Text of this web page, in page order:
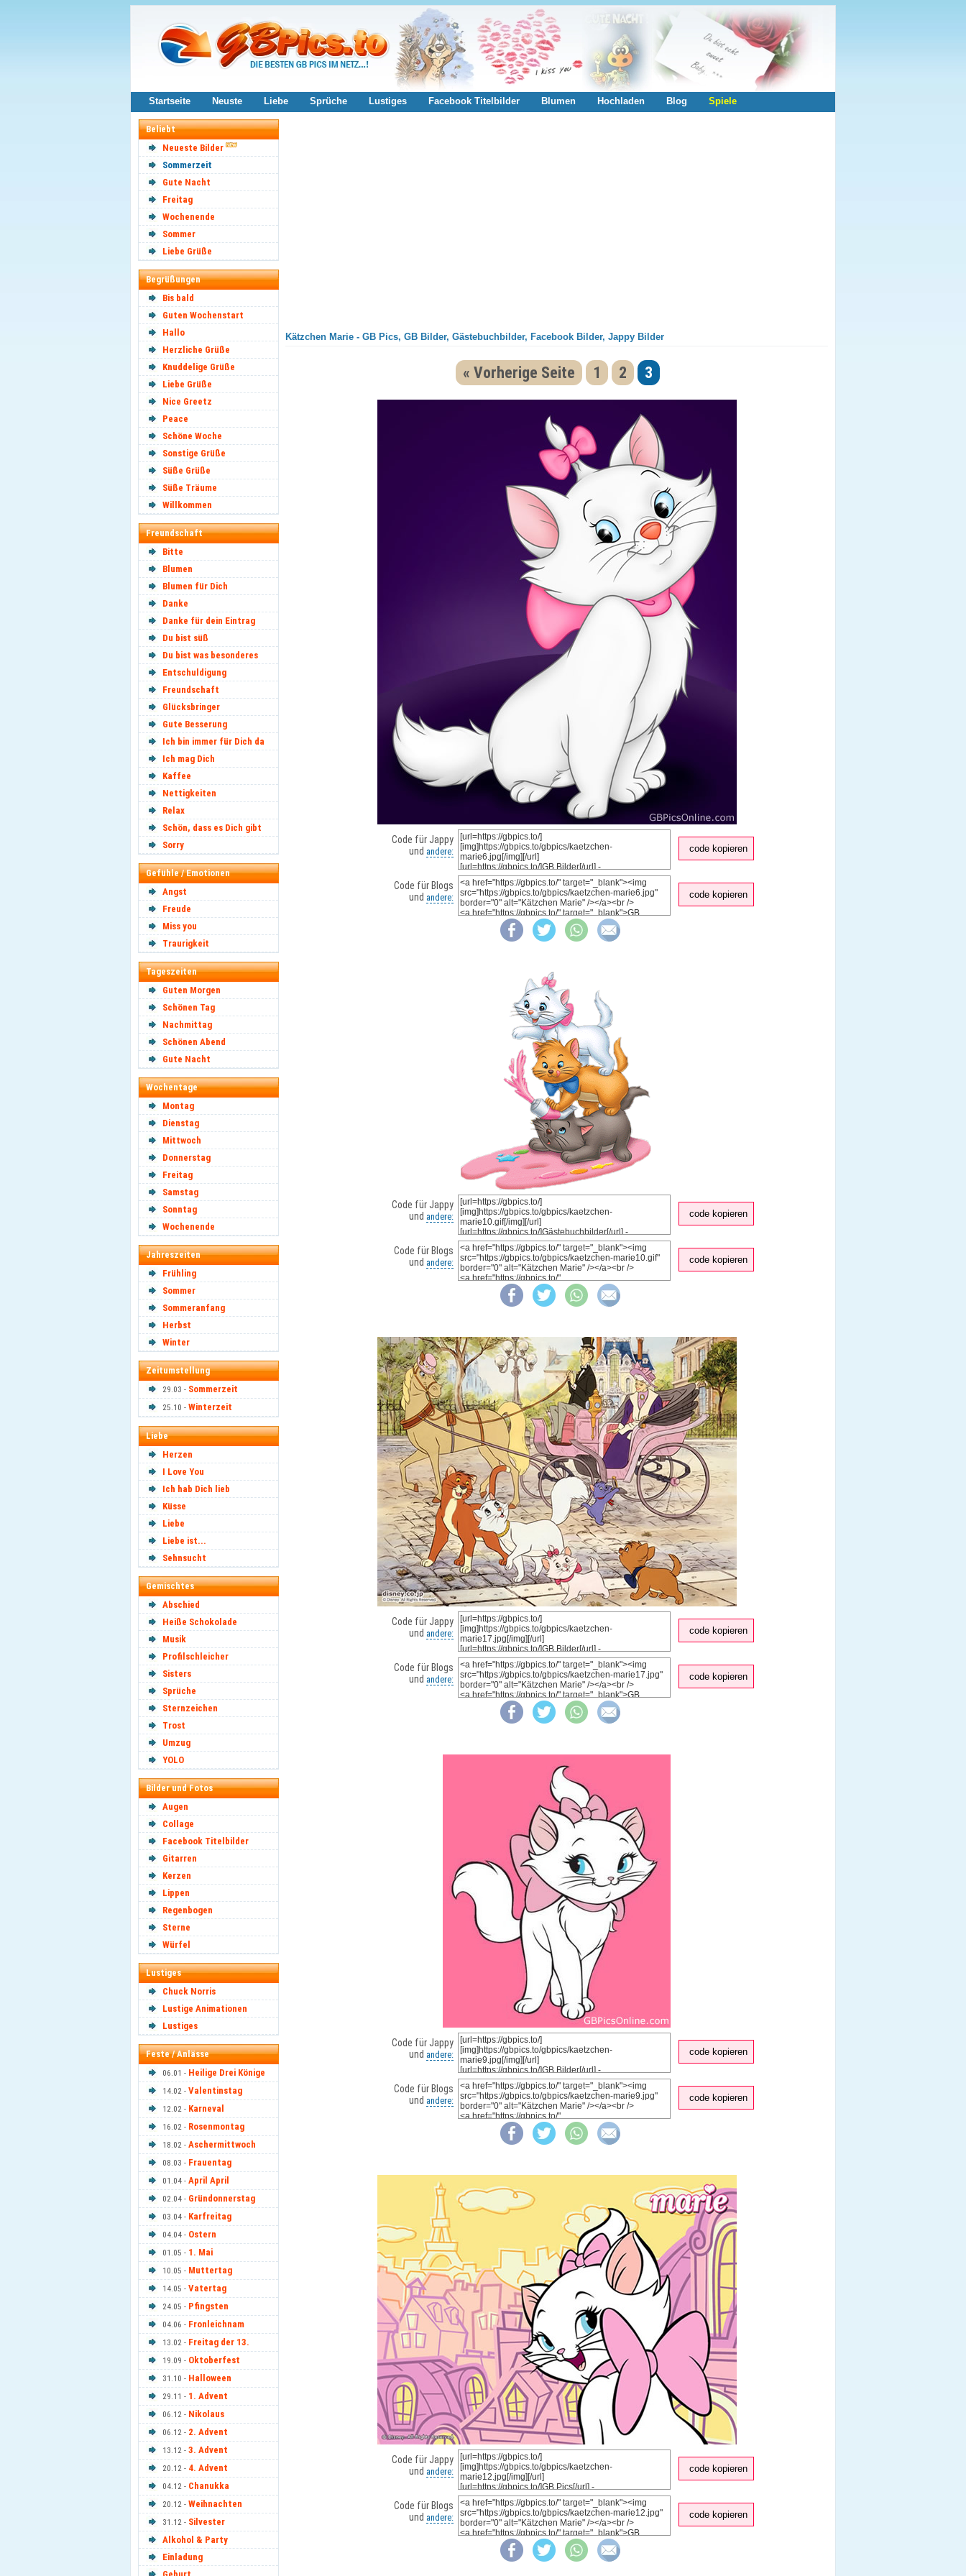
Startseite Neuste Liebe Sprüche Lustiges Facebook Titelbilder Blumen Hochladen Blog Spiele
Beliebt
Neueste Bilder
Sommerzeit
Gute Nacht
Freitag
Wochenende
Sommer
Liebe Grüße
Begrüßungen
Bis bald
Guten Wochenstart
Hallo
Herzliche Grüße
Knuddelige Grüße
Liebe Grüße
Nice Greetz
Peace
Schöne Woche
Sonstige Grüße
Süße Grüße
Süße Träume
Willkommen
Freundschaft
Bitte
Blumen
Blumen für Dich
Danke
Danke für dein Eintrag
Du bist süß
Du bist was besonderes
Entschuldigung
Freundschaft
Glücksbringer
Gute Besserung
Ich bin immer für Dich da
Ich mag Dich
Kaffee
Nettigkeiten
Relax
Schön, dass es Dich gibt
Sorry
Gefühle / Emotionen
Angst
Freude
Miss you
Traurigkeit
Tageszeiten
Guten Morgen
Schönen Tag
Nachmittag
Schönen Abend
Gute Nacht
Wochentage
Montag
Dienstag
Mittwoch
Donnerstag
Freitag
Samstag
Sonntag
Wochenende
Jahreszeiten
Frühling
Sommer
Sommeranfang
Herbst
Winter
Zeitumstellung
29.03 - Sommerzeit
25.10 - Winterzeit
Liebe
Herzen
I Love You
Ich hab Dich lieb
Küsse
Liebe
Liebe ist...
Sehnsucht
Gemischtes
Abschied
Heiße Schokolade
Musik
Profilschleicher
Sisters
Sprüche
Sternzeichen
Trost
Umzug
YOLO
Bilder und Fotos
Augen
Collage
Facebook Titelbilder
Gitarren
Kerzen
Lippen
Regenbogen
Sterne
Würfel
Lustiges
Chuck Norris
Lustige Animationen
Lustiges
Feste / Anlässe
06.01 - Heilige Drei Könige
14.02 - Valentinstag
12.02 - Karneval
16.02 - Rosenmontag
18.02 - Aschermittwoch
08.03 - Frauentag
01.04 - April April
02.04 - Gründonnerstag
03.04 - Karfreitag
04.04 - Ostern
01.05 - 1. Mai
10.05 - Muttertag
14.05 - Vatertag
24.05 - Pfingsten
04.06 - Fronleichnam
13.02 - Freitag der 13.
19.09 - Oktoberfest
31.10 - Halloween
29.11 - 1. Advent
06.12 - Nikolaus
06.12 - 2. Advent
13.12 - 3. Advent
20.12 - 4. Advent
04.12 - Chanukka
20.12 - Weihnachten
31.12 - Silvester
Alkohol & Party
Einladung
Kätzchen Marie - GB Pics, GB Bilder, Gästebuchbilder, Facebook Bilder, Jappy Bilder
« Vorherige Seite 1 2 3
Code für Jappy
und andere: code kopieren
Code für Blogs
und andere: code kopieren
Code für Jappy
und andere: code kopieren
Code für Blogs
und andere: code kopieren
Code für Jappy
und andere: code kopieren
Code für Blogs
und andere: code kopieren
Code für Jappy
und andere: code kopieren
Code für Blogs
und andere: code kopieren
Code für Jappy
und andere: code kopieren
Code für Blogs
und andere: code kopieren